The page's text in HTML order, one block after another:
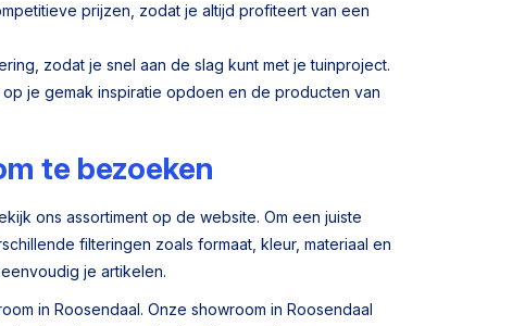
prijzen, zodat je altijd profiteert van een
zodat je snel aan de slag kunt met je tuinproject.
je gemak inspiratie opdoen en de producten van
te bezoeken
ons assortiment op de website. Om een juiste
filteringen zoals formaat, kleur, materiaal en
je artikelen.
in Roosendaal. Onze showroom in Roosendaal